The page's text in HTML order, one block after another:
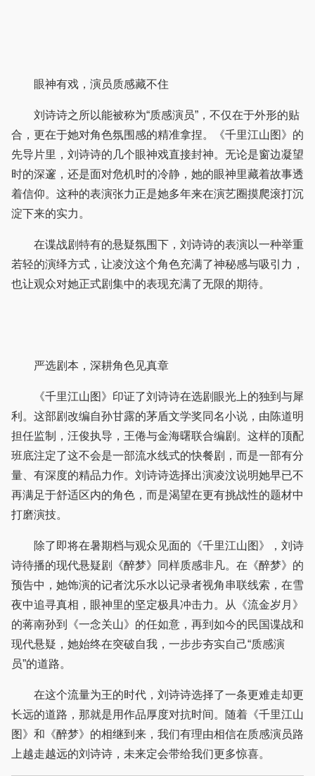
眼神有戏，演员质感藏不住
刘诗诗之所以能被称为“质感演员”，不仅在于外形的贴
合，更在于她对角色氛围感的精准拿捏。《千里江山图》的
先导片里，刘诗诗的几个眼神戏直接封神。无论是窗边凝望
时的深邃，还是面对危机时的冷静，她的眼神里藏着故事透
着信仰。这种的表演张力正是她多年来在演艺圈摸爬滚打沉
淀下来的实力。
在谍战剧特有的悬疑氛围下，刘诗诗的表演以一种举重
若轻的演绎方式，让凌汶这个角色充满了神秘感与吸引力，
也让观众对她正式剧集中的表现充满了无限的期待。
严选剧本，深耕角色见真章
《千里江山图》印证了刘诗诗在选剧眼光上的独到与犀
利。这部剧改编自孙甘露的茅盾文学奖同名小说，由陈道明
担任监制，汪俊执导，王倦与金海曙联合编剧。这样的顶配
班底注定了这不会是一部流水线式的快餐剧，而是一部有分
量、有深度的精品力作。刘诗诗选择出演凌汶说明她早已不
再满足于舒适区内的角色，而是渴望在更有挑战性的题材中
打磨演技。
除了即将在暑期档与观众见面的《千里江山图》，刘诗
诗待播的现代悬疑剧《醉梦》同样质感非凡。在《醉梦》的
预告中，她饰演的记者沈乐水以记录者视角串联线索，在雪
夜中追寻真相，眼神里的坚定极具冲击力。从《流金岁月》
的蒋南孙到《一念关山》的任如意，再到如今的民国谍战和
现代悬疑，她始终在突破自我，一步步夯实自己“质感演
员”的道路。
在这个流量为王的时代，刘诗诗选择了一条更难走却更
长远的道路，那就是用作品厚度对抗时间。随着《千里江山
图》和《醉梦》的相继到来，我们有理由相信在质感演员路
上越走越远的刘诗诗，未来定会带给我们更多惊喜。